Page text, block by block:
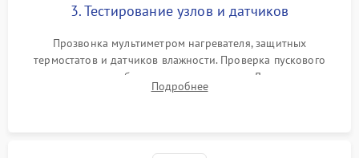
3. Тестирование узлов и датчиков
Прозвонка мультиметром нагревателя, защитных
термостатов и датчиков влажности. Проверка пускового
конденсатора, обмоток мотора и помпы. Для машин с
тепловым насосом — диагностика работы компрессора и
Подробнее